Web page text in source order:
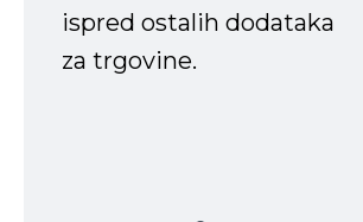
ispred ostalih dodataka
za trgovine.